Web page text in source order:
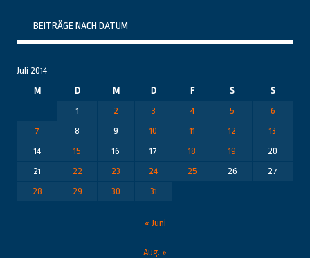
BEITRÄGE NACH DATUM
Juli 2014
M
D M D F S
S
1
2 3 4 5
6
7
8 9 10 11 12
13
14
15 16 17 18 19
20
21
22 23 24 25 26
27
28
29 30 31
« Juni
Aug. »